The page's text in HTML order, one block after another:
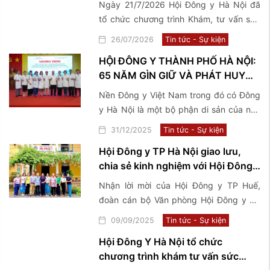
binh, bệnh binh, thân nhân, gia
đình Liệt sĩ và người có công với
cách mạng tại 2 xã Phúc Sơn và ...
Ngày 21/7/2026 Hội Đông y Hà Nội đã
tổ chức chương trình Khám, tư vấn sức
khoẻ và tặng quà thương binh, bệnh
binh, thân nhân, gia đình Liệt sĩ và người
có công với cách mạng tại 2 xã Phúc
Sơn và Phú Nghĩa
26/07/2026 Tin tức - Sự kiện
HỘI ĐÔNG Y THÀNH PHỐ HÀ NỘI:
65 NĂM GÌN GIỮ VÀ PHÁT HUY
TINH HOA Y HỌC CỔ TRUYỀN
VIỆT NAM
Nền Đông y Việt Nam trong đó có Đông
y Hà Nội là một bộ phận di sản của nền
văn hoá Việt Nam, có lịch sử phát triển
hàng ngàn năm cùng với tiến trình lịch
sử của dân tộc.
31/12/2025 Tin tức - Sự kiện
Hội Đông y TP Hà Nội giao lưu,
chia sẻ kinh nghiệm với Hội Đông y
TP Huế
Nhận lời mời của Hội Đông y TP Huế,
đoàn cán bộ Văn phòng Hội Đông y TP
Hà Nội đã có chuyến công tác, giao lưu,
chia sẻ kinh nghiệm về mô hình tổ chức
hoạt động Hội và tham quan một số
Phòng chẩn trị tiêu biểu tại TP Huế
09/09/2025 Tin tức - Sự kiện
Hội Đông Y Hà Nội tổ chức
chương trình khám tư vấn sức